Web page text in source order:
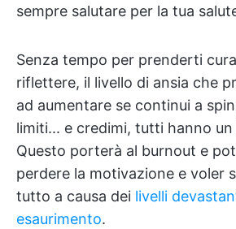
sempre salutare per la tua
Senza tempo per prenderti
riflettere, il livello di ansia che
ad aumentare se continui a
limiti... e credimi, tutti hanno
Questo porterà al burnout e
perdere la motivazione e voler
tutto a causa dei livelli
esaurimento.